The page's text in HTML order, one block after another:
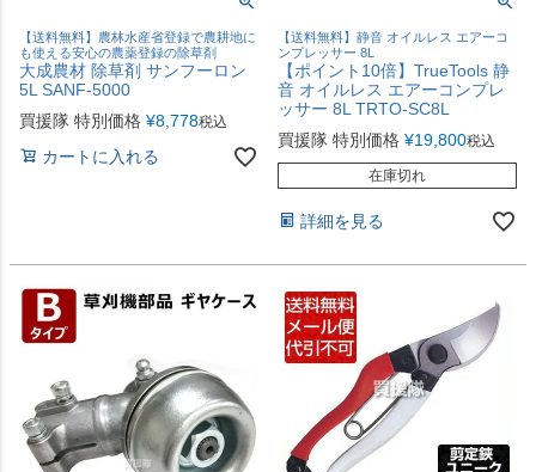
【送料無料】農林水産省登録で農耕地に
も使える安心の農薬登録の除草剤
大成農材 除草剤 サンフーロン
5L SANF-5000
買援隊 特別価格 ¥8,778税込
カートに入れる
【送料無料】静音 オイルレス エアーコ
ンプレッサー 8L
【ポイント10倍】TrueTools 静
音 オイルレス エアーコンプレ
ッサー 8L TRTO-SC8L
買援隊 特別価格 ¥19,800税込
在庫切れ
詳細を見る